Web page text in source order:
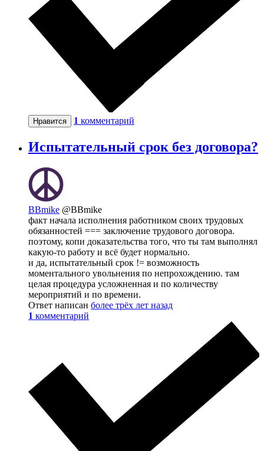
Нравится 1 комментарий
Испытательный срок без договора?
BBmike @BBmike
факт начала исполнения работником своих трудовых
обязанностей === заключение трудового договора.
поэтому, копи доказательства того, что ты там выполнял
какую-то работу и всё будет нормально.
и да, испытательный срок != возможность
моментального увольнения по непрохождению. там
целая процедура усложненная и по количеству
мероприятий и по времени.
Ответ написан более трёх лет назад
1 комментарий